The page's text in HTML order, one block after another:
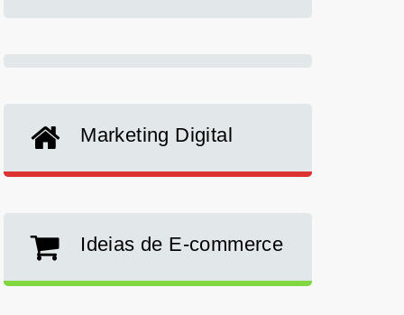
Marketing Digital
Ideias de E-commerce